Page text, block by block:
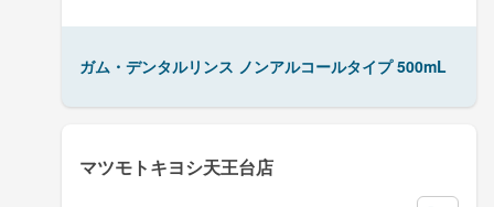
ガム・デンタルリンス ノンアルコールタイプ 500mL
マツモトキヨシ天王台店